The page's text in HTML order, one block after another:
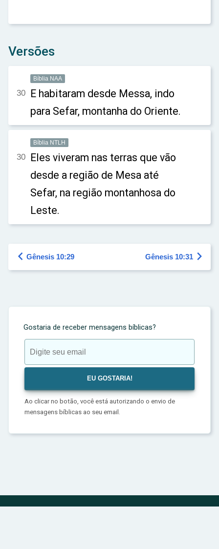
Versões
Bíblia NAA
30 E habitaram desde Messa, indo
para Sefar, montanha do Oriente.
Bíblia NTLH
30 Eles viveram nas terras que vão
desde a região de Mesa até
Sefar, na região montanhosa do
Leste.
 Gênesis 10:29 Gênesis 10:31 
Gostaria de receber mensagens bíblicas?
Ao clicar no botão, você está autorizando o envio de
mensagens bíblicas ao seu email.